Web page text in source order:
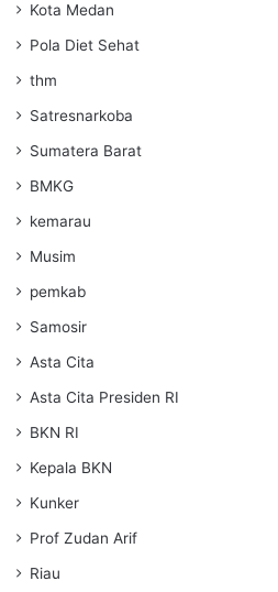
Kota Medan
Pola Diet Sehat
thm
Satresnarkoba
Sumatera Barat
BMKG
kemarau
Musim
pemkab
Samosir
Asta Cita
Asta Cita Presiden RI
BKN RI
Kepala BKN
Kunker
Prof Zudan Arif
Riau